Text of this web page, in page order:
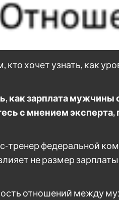
кто хочет узнать, как
как зарплата мужчины
с мнением
тренер федеральной
не размер
отношений между